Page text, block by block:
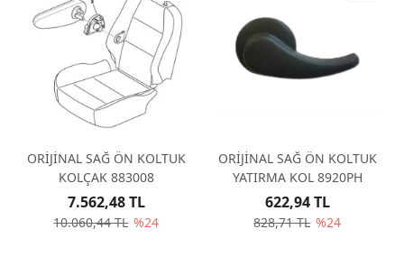
ORİJİNAL SAĞ ÖN KOLTUK
KOLÇAK 883008
10.060,44 TL %24
7.562,48 TL
ORİJİNAL SAĞ ÖN KOLTUK
YATIRMA KOL 8920PH
828,71 TL %24
622,94 TL